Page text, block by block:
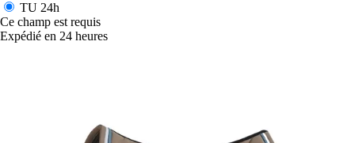
TU 24h
Ce champ est requis
Expédié en 24 heures